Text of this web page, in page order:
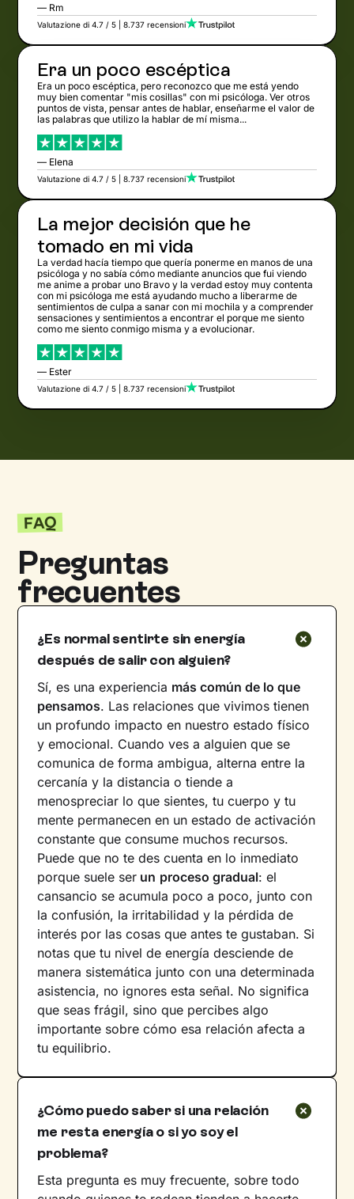
— Rm
Valutazione di 4.7 / 5 | 8.737 recensioni
Era un poco escéptica
Era un poco escéptica, pero reconozco que me está yendo
muy bien comentar "mis cosillas" con mi psicóloga. Ver otros
puntos de vista, pensar antes de hablar, enseñarme el valor de
las palabras que utilizo la hablar de mí misma...
— Elena
Valutazione di 4.7 / 5 | 8.737 recensioni
La mejor decisión que he
tomado en mi vida
La verdad hacía tiempo que quería ponerme en manos de una
psicóloga y no sabía cómo mediante anuncios que fui viendo
me anime a probar uno Bravo y la verdad estoy muy contenta
con mi psicóloga me está ayudando mucho a liberarme de
sentimientos de culpa a sanar con mi mochila y a comprender
sensaciones y sentimientos a encontrar el porque me siento
como me siento conmigo misma y a evolucionar.
— Ester
Valutazione di 4.7 / 5 | 8.737 recensioni
FAQ
Preguntas
frecuentes
¿Es normal sentirte sin energía
después de salir con alguien?
Sí, es una experiencia más común de lo que
pensamos. Las relaciones que vivimos tienen
un profundo impacto en nuestro estado físico
y emocional. Cuando ves a alguien que se
comunica de forma ambigua, alterna entre la
cercanía y la distancia o tiende a
menospreciar lo que sientes, tu cuerpo y tu
mente permanecen en un estado de activación
constante que consume muchos recursos.
Puede que no te des cuenta en lo inmediato
porque suele ser un proceso gradual: el
cansancio se acumula poco a poco, junto con
la confusión, la irritabilidad y la pérdida de
interés por las cosas que antes te gustaban. Si
notas que tu nivel de energía desciende de
manera sistemática junto con una determinada
asistencia, no ignores esta señal. No significa
que seas frágil, sino que percibes algo
importante sobre cómo esa relación afecta a
tu equilibrio.
¿Cómo puedo saber si una relación
me resta energía o si yo soy el
problema?
Esta pregunta es muy frecuente, sobre todo